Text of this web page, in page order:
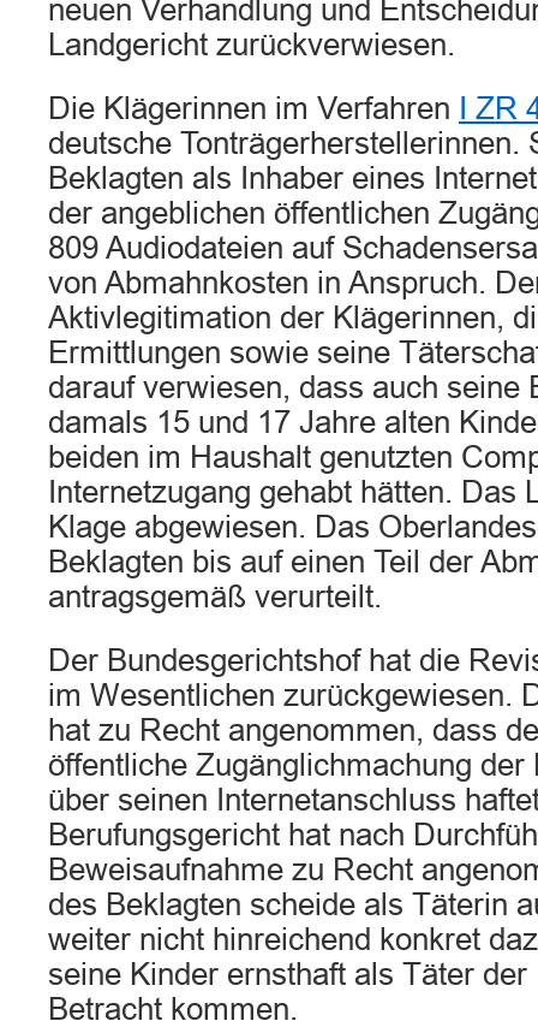
neuen Verhandlung und
Landgericht zurückverwiesen.
Die Klägerinnen im Verfahren
I ZR
deutsche Tonträgerherstellerinnen.
Beklagten als Inhaber eines
der angeblichen öffentlichen
809 Audiodateien auf
von Abmahnkosten in Anspruch.
Aktivlegitimation der Klägerinnen,
Ermittlungen sowie seine
darauf verwiesen, dass auch seine
damals 15 und 17 Jahre alten
beiden im Haushalt genutzten
Internetzugang gehabt hätten. Das
Klage abgewiesen. Das
Beklagten bis auf einen Teil der
antragsgemäß verurteilt.
Der Bundesgerichtshof hat die
im Wesentlichen zurückgewiesen.
hat zu Recht angenommen, dass
öffentliche Zugänglichmachung der
über seinen Internetanschluss
Berufungsgericht hat nach
Beweisaufnahme zu Recht
des Beklagten scheide als Täterin
weiter nicht hinreichend konkret
seine Kinder ernsthaft als Täter
Betracht kommen.